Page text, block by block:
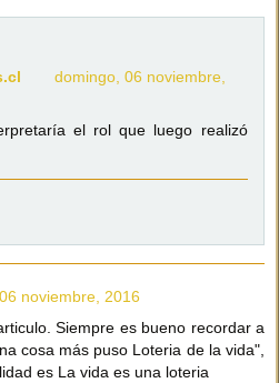
domingo, 06 noviembre,
el rol que luego realizó
noviembre, 2016
Siempre es bueno recordar a
cosa más puso Loteria de la vida",
es La vida es una loteria